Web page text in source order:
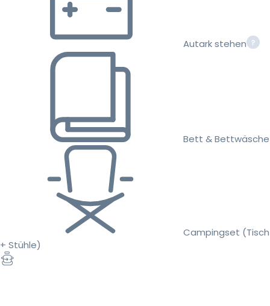
Autark stehen
Bett & Bettwäsche
Campingset (Tisch
+ Stühle)